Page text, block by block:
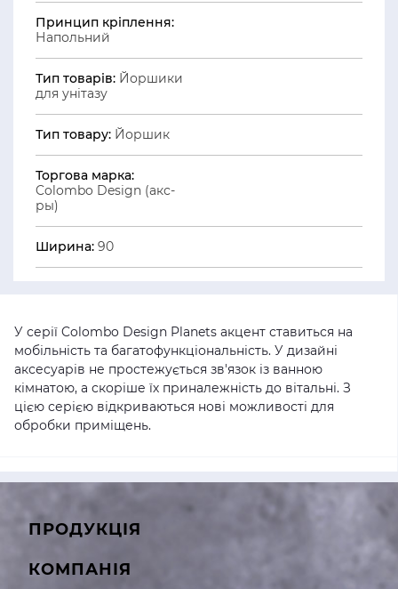
Принцип кріплення:
Напольний
Тип товарів: Йоршики
для унітазу
Тип товару: Йоршик
Торгова марка:
Colombo Design (акс-
ры)
Ширина: 90
У серії Colombo Design Planets акцент ставиться на
мобільність та багатофункціональність. У дизайні
аксесуарів не простежується зв'язок із ванною
кімнатою, а скоріше їх приналежність до вітальні. З
цією серією відкриваються нові можливості для
обробки приміщень.
ПРОДУКЦІЯ
КОМПАНІЯ